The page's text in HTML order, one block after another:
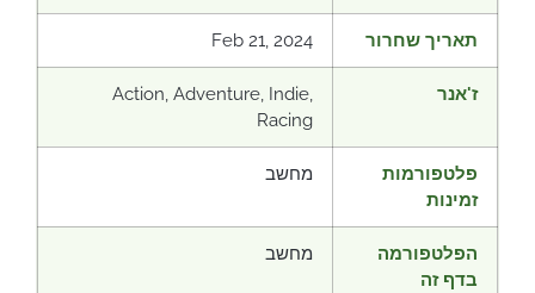
תאריך שחרור Feb 21, 2024
ז'אנר
Action, Adventure, Indie,
Racing
פלטפורמות
זמינות
מחשב
הפלטפורמה
בדף זה
מחשב